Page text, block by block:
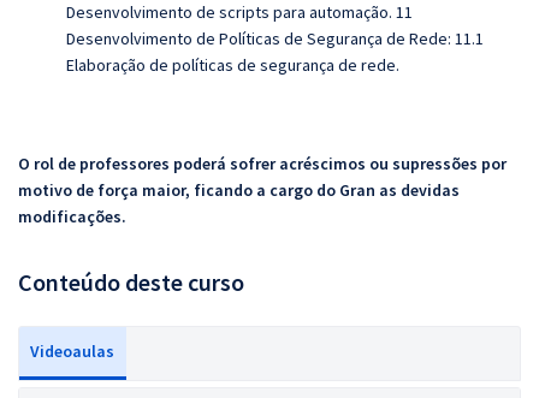
Desenvolvimento de scripts para automação. 11
Desenvolvimento de Políticas de Segurança de Rede: 11.1
Elaboração de políticas de segurança de rede.
O rol de professores poderá sofrer acréscimos ou supressões por
motivo de força maior, ficando a cargo do Gran as devidas
modificações.
Conteúdo deste curso
Videoaulas